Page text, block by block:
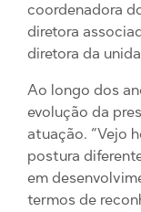
coordenadora
diretora
diretora da
Ao longo dos
evolução da
atuação. “Vejo
postura
em
termos de